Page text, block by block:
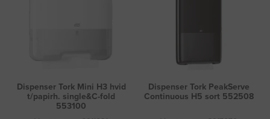
Dispenser Tork Mini H3 hvid
t/papirh. single&C-fold
553100
Dispenser Tork PeakServe
Continuous H5 sort 552508